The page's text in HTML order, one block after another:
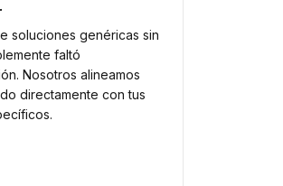
soluciones genéricas sin
faltó
Nosotros alineamos
directamente con tus